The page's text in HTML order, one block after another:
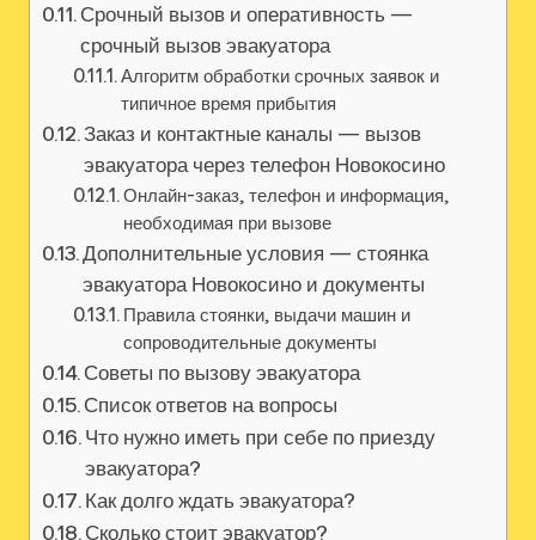
Срочный вызов и оперативность —
срочный вызов эвакуатора
Алгоритм обработки срочных заявок и
типичное время прибытия
Заказ и контактные каналы — вызов
эвакуатора через телефон Новокосино
Онлайн-заказ‚ телефон и информация‚
необходимая при вызове
Дополнительные условия — стоянка
эвакуатора Новокосино и документы
Правила стоянки‚ выдачи машин и
сопроводительные документы
Советы по вызову эвакуатора
Список ответов на вопросы
Что нужно иметь при себе по приезду
эвакуатора?
Как долго ждать эвакуатора?
Сколько стоит эвакуатор?